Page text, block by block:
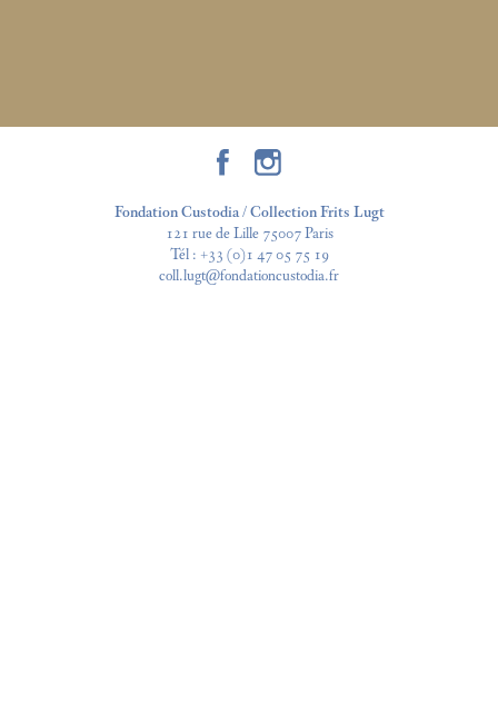
Fondation Custodia / Collection Frits Lugt
121 rue de Lille 75007 Paris
Tél : +33 (0)1 47 05 75 19
coll.lugt@fondationcustodia.fr